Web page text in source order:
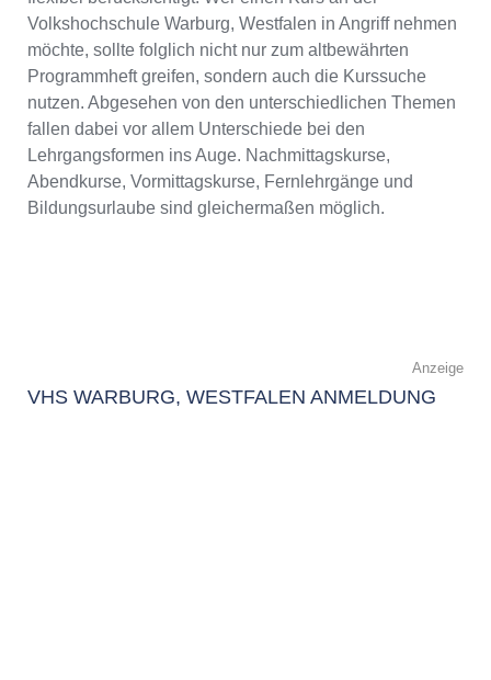
Volkshochschule Warburg, Westfalen in Angriff nehmen
möchte, sollte folglich nicht nur zum altbewährten
Programmheft greifen, sondern auch die Kurssuche
nutzen. Abgesehen von den unterschiedlichen Themen
fallen dabei vor allem Unterschiede bei den
Lehrgangsformen ins Auge. Nachmittagskurse,
Abendkurse, Vormittagskurse, Fernlehrgänge und
Bildungsurlaube sind gleichermaßen möglich.
Anzeige
VHS WARBURG, WESTFALEN ANMELDUNG